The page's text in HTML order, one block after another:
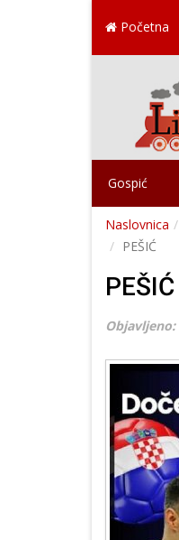
Početna
Gospić
Naslovnica
PEŠIĆ
PEŠIĆ
Objavljeno: